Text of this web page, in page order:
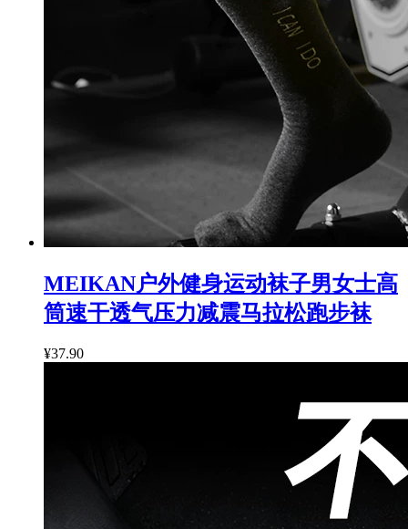
MEIKAN户外健身运动袜子男女士高
筒速干透气压力减震马拉松跑步袜
¥37.90